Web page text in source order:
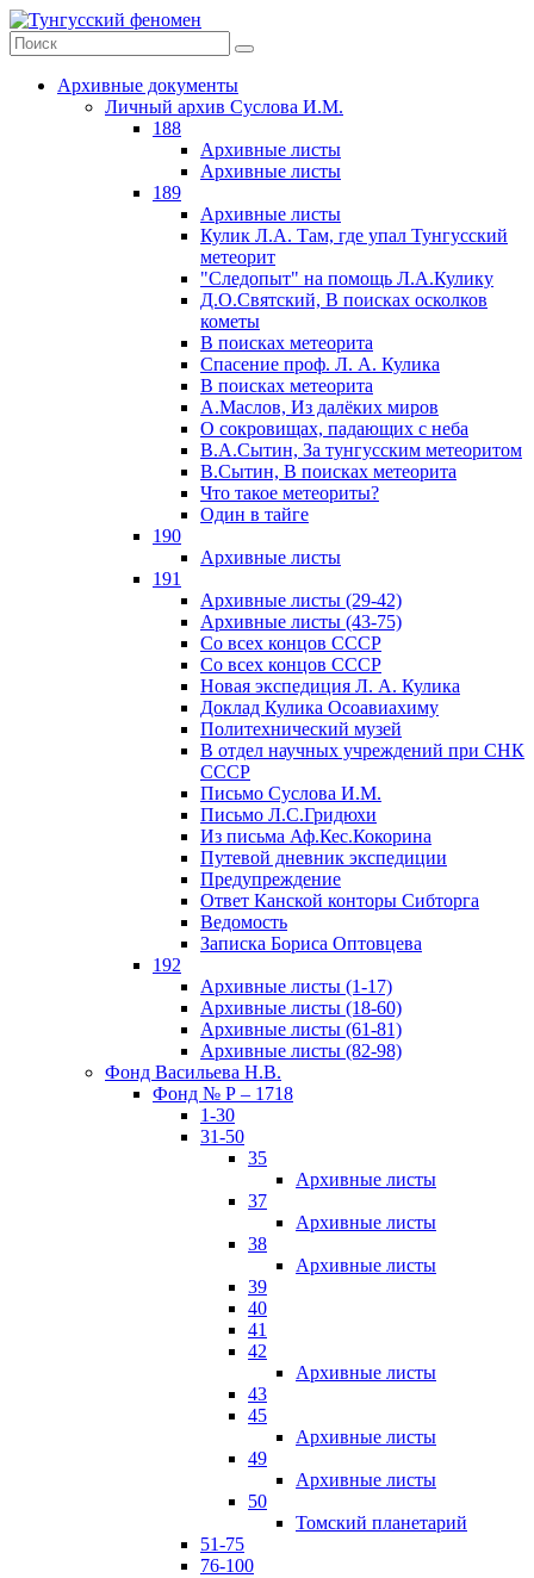
Архивные документы
Личный архив Суслова И.М.
188
Архивные листы
Архивные листы
189
Архивные листы
Кулик Л.А. Там, где упал Тунгусский
метеорит
"Следопыт" на помощь Л.А.Кулику
Д.О.Святский, В поисках осколков
кометы
В поисках метеорита
Спасение проф. Л. А. Кулика
В поисках метеорита
А.Маслов, Из далёких миров
О сокровищах, падающих с неба
В.А.Сытин, За тунгусским метеоритом
В.Сытин, В поисках метеорита
Что такое метеориты?
Один в тайге
190
Архивные листы
191
Архивные листы (29-42)
Архивные листы (43-75)
Со всех концов СССР
Со всех концов СССР
Новая экспедиция Л. А. Кулика
Доклад Кулика Осоавиахиму
Политехнический музей
В отдел научных учреждений при СНК
СССР
Письмо Суслова И.М.
Письмо Л.С.Гридюхи
Из письма Аф.Кес.Кокорина
Путевой дневник экспедиции
Предупреждение
Ответ Канской конторы Сибторга
Ведомость
Записка Бориса Оптовцева
192
Архивные листы (1-17)
Архивные листы (18-60)
Архивные листы (61-81)
Архивные листы (82-98)
Фонд Васильева Н.В.
Фонд № Р – 1718
1-30
31-50
35
Архивные листы
37
Архивные листы
38
Архивные листы
39
40
41
42
Архивные листы
43
45
Архивные листы
49
Архивные листы
50
Томский планетарий
51-75
76-100